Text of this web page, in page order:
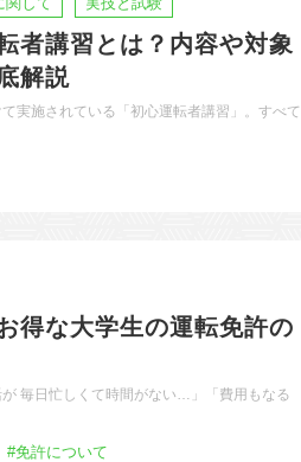
者講習とは？内容や対象
解説
実施されている「初心運転者講習」。すべて
得な大学生の運転免許の
が 毎日忙しくて時間がない…」「費用もなる
#免許について